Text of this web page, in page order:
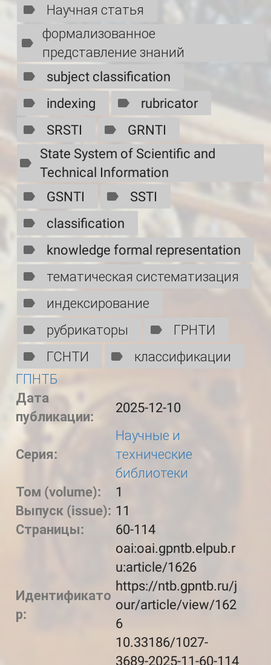
Научная статья
формализованное
представление знаний
subject classification
indexing
rubricator
SRSTI
GRNTI
State System of Scientific and
Technical Information
GSNTI
SSTI
classification
knowledge formal representation
тематическая систематизация
индексирование
рубрикаторы
ГРНТИ
ГСНТИ
классификации
ГПНТБ
Дата
публикации:
2025-12-10
Серия:
Научные и
технические
библиотеки
Том (volume):
1
Выпуск (issue): 11
Страницы:
60-114
Идентификато
р:
oai:oai.gpntb.elpub.r
u:article/1626
https://ntb.gpntb.ru/j
our/article/view/162
6
10.33186/1027-
3689-2025-11-60-114